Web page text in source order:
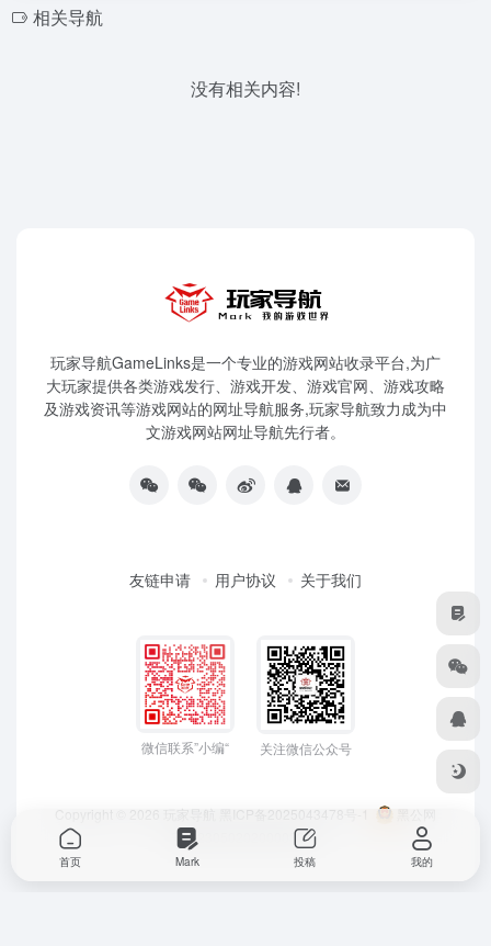
相关导航
没有相关内容!
玩家导航GameLinks是一个专业的游戏网站收录平台,为广
大玩家提供各类游戏发行、游戏开发、游戏官网、游戏攻略
及游戏资讯等游戏网站的网址导航服务,玩家导航致力成为中
文游戏网站网址导航先行者。
友链申请 用户协议 关于我们
微信联系”小编“ 关注微信公众号
Copyright © 2026 玩家导航 黑ICP备2025043478号-1
黑公网
安备23050202000033号
首页 Mark 投稿 我的